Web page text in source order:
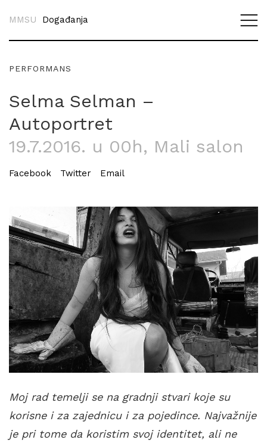
MMSU Događanja
PERFORMANS
Selma Selman –
Autoportret
19.7.2016. u 00h, Mali salon
Facebook Twitter Email
Moj rad temelji se na gradnji stvari koje su
korisne i za zajednicu i za pojedince. Najvažnije
je pri tome da koristim svoj identitet, ali ne